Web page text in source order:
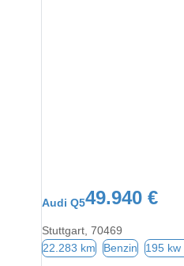
Audi Q549.940 €
Stuttgart, 70469
22.283 km
Benzin 195 kw